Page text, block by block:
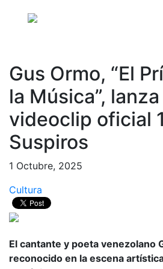
Gus Ormo, “El
la Música”,
videoclip oficial
Suspiros
1 Octubre, 2025
Cultura
El cantante y poeta venezolano
reconocido en la escena